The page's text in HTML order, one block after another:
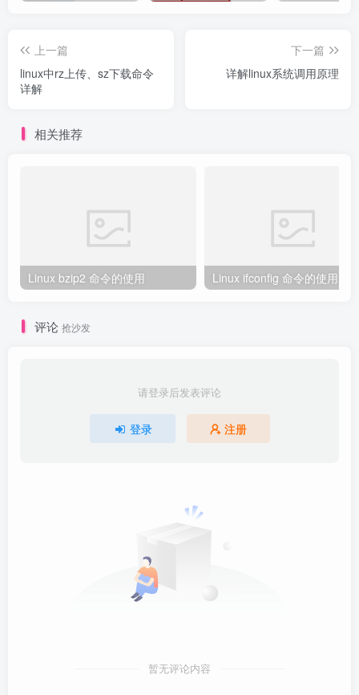
上一篇
linux中rz上传、sz下载命令
详解
下一篇
详解linux系统调用原理
相关推荐
Linux bzip2 命令的使用 Linux ifconfig 命令的使用
评论 抢沙发
请登录后发表评论
登录 注册
暂无评论内容